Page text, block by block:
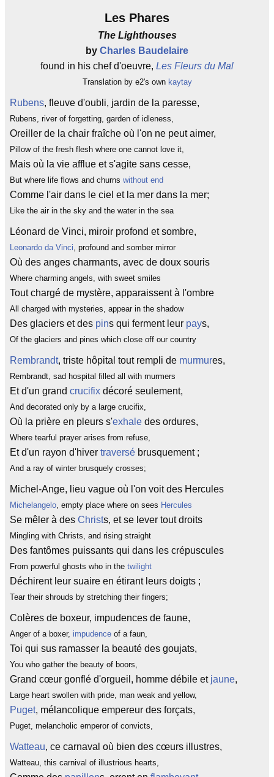
Les Phares
The Lighthouses
by Charles Baudelaire
found in his chef d'oeuvre, Les Fleurs du Mal
Translation by e2's own kaytay
Rubens, fleuve d'oubli, jardin de la paresse,
Rubens, river of forgetting, garden of idleness,
Oreiller de la chair fraîche où l'on ne peut aimer,
Pillow of the fresh flesh where one cannot love it,
Mais où la vie afflue et s'agite sans cesse,
But where life flows and churns without end
Comme l'air dans le ciel et la mer dans la mer;
Like the air in the sky and the water in the sea
Léonard de Vinci, miroir profond et sombre,
Leonardo da Vinci, profound and somber mirror
Où des anges charmants, avec de doux souris
Where charming angels, with sweet smiles
Tout chargé de mystère, apparaissent à l'ombre
All charged with mysteries, appear in the shadow
Des glaciers et des pins qui ferment leur pays,
Of the glaciers and pines which close off our country
Rembrandt, triste hôpital tout rempli de murmures,
Rembrandt, sad hospital filled all with murmers
Et d'un grand crucifix décoré seulement,
And decorated only by a large crucifix,
Où la prière en pleurs s'exhale des ordures,
Where tearful prayer arises from refuse,
Et d'un rayon d'hiver traversé brusquement ;
And a ray of winter brusquely crosses;
Michel-Ange, lieu vague où l'on voit des Hercules
Michelangelo, empty place where on sees Hercules
Se mêler à des Christs, et se lever tout droits
Mingling with Christs, and rising straight
Des fantômes puissants qui dans les crépuscules
From powerful ghosts who in the twilight
Déchirent leur suaire en étirant leurs doigts ;
Tear their shrouds by stretching their fingers;
Colères de boxeur, impudences de faune,
Anger of a boxer, impudence of a faun,
Toi qui sus ramasser la beauté des goujats,
You who gather the beauty of boors,
Grand cœur gonflé d'orgueil, homme débile et jaune,
Large heart swollen with pride, man weak and yellow,
Puget, mélancolique empereur des forçats,
Puget, melancholic emperor of convicts,
Watteau, ce carnaval où bien des cœurs illustres,
Watteau, this carnival of illustrious hearts,